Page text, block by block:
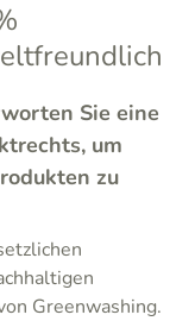
Sie eine
um
zu
Greenwashing.